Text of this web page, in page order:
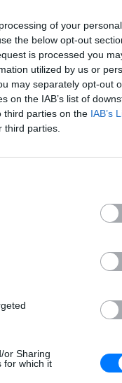
of your
the below opt-out
is processed you
utilized by us or
may separately opt-out
on the IAB’s list of
third parties on the IAB’s
parties.
or Sharing
for which it
22
για το
ελληνικού
Καιρός:
το
ο